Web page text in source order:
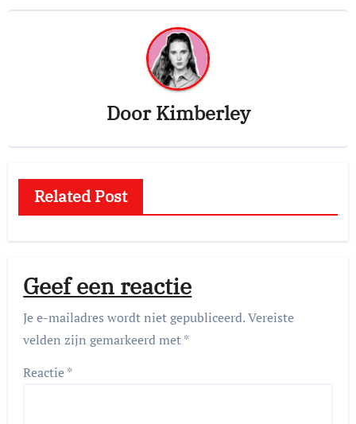
DoorKimberley
Related Post
Geef een reactie
Je e-mailadres wordt niet gepubliceerd.Vereiste
velden zijn gemarkeerd met*
Reactie*